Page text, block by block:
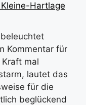
Hartlage
beleuchtet
Kommentar für
mal
lautet das
für die
beglückend